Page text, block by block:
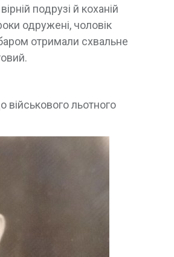
подрузі й коханій
одружені, чоловік
отримали схвальне
військового льотного